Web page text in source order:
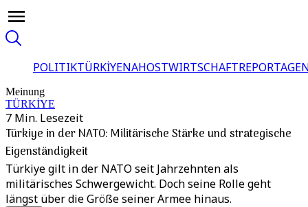
POLITIKTÜRKİYENAHOSTWIRTSCHAFT
Meinung
TÜRKİYE
7 Min. Lesezeit
Türkiye in der NATO: Militärische Stärke und strategische
Eigenständigkeit
Türkiye gilt in der NATO seit Jahrzehnten als
militärisches Schwergewicht. Doch seine Rolle geht
längst über die Größe seiner Armee hinaus.